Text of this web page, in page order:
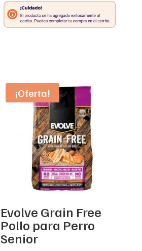
¡Oferta!
Evolve Grain Free
Pollo para Perro
Senior